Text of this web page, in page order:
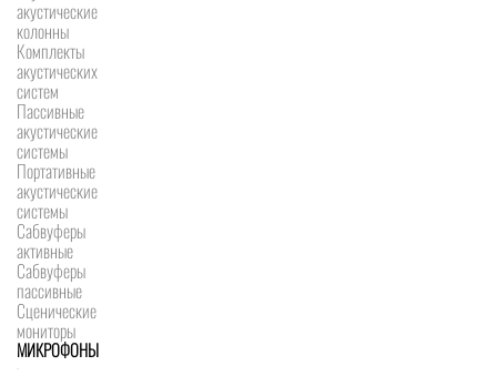
акустические
колонны
Комплекты
акустических
систем
Пассивные
акустические
системы
Портативные
акустические
системы
Сабвуферы
активные
Сабвуферы
пассивные
Сценические
мониторы
МИКРОФОНЫ